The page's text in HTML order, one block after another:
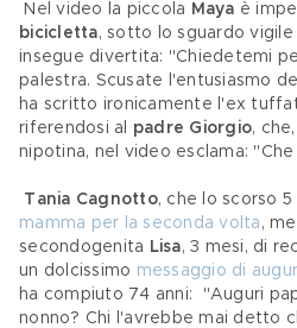
Nel video la piccola Maya è
bicicletta, sotto lo sguardo
insegue divertita: "Chiedetemi
palestra. Scusate l'entusiasmo
ha scritto ironicamente l'ex
riferendosi al padre Giorgio,
nipotina, nel video esclama: "Che
Tania Cagnotto, che lo scorso
mamma per la seconda volta ,
secondogenita Lisa, 3 mesi, di
un dolcissimo messaggio di
ha compiuto 74 anni:  "Auguri
nonno? Chi l'avrebbe mai detto